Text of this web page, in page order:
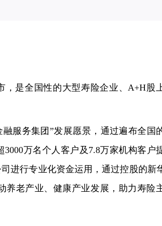
，是全国性的大型寿险企业、A+H股
服务集团”发展愿景，通过遍布全国
万名个人客户及7.8万家机构客户
进行专业化资金运用，通过控股的新
养老产业、健康产业发展，助力寿险